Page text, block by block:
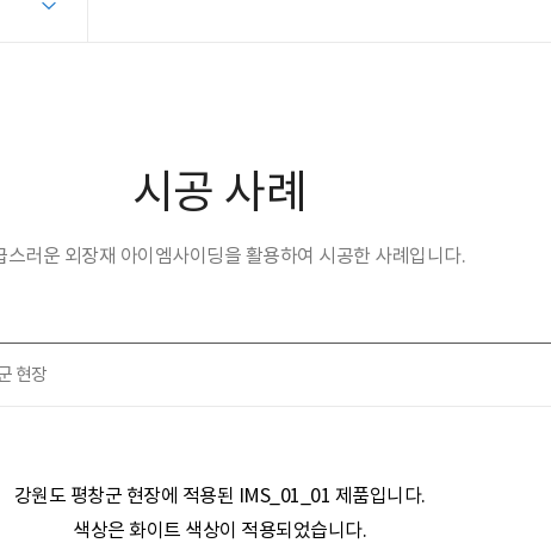
시공 사례
스러운 외장재 아이엠사이딩을 활용하여 시공한 사례입니다.
현장
강원도 평창군 현장​​에 적용된 IMS_01_01 제품입니다.
색상은 화이트 색상이 적용되었습니다.